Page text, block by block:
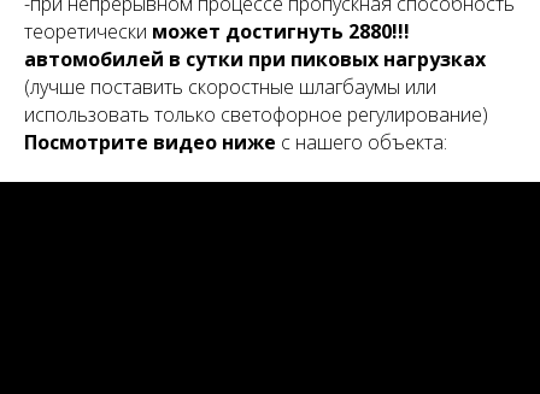
теоретически может достигнуть 2880!!!
автомобилей в сутки при пиковых нагрузках
(лучше поставить скоростные шлагбаумы или
использовать только светофорное регулирование)
Посмотрите видео ниже с нашего объекта: